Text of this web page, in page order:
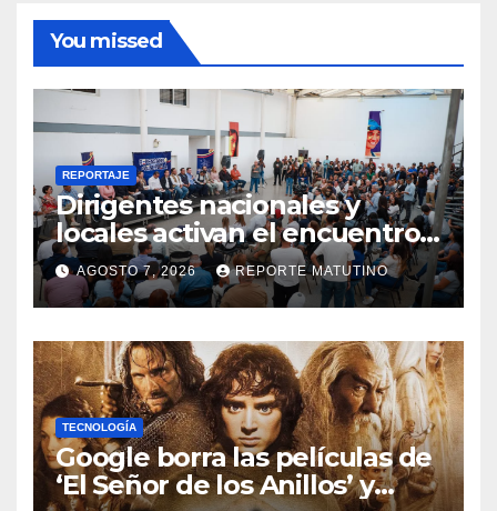
You missed
REPORTAJE
Dirigentes nacionales y
locales activan el encuentro
«Repensando a Venezuela»
para impulsar propuestas
desde las comunidades
AGOSTO 7, 2026 REPORTE MATUTINO
TECNOLOGÍA
Google borra las películas de
‘El Señor de los Anillos’ y